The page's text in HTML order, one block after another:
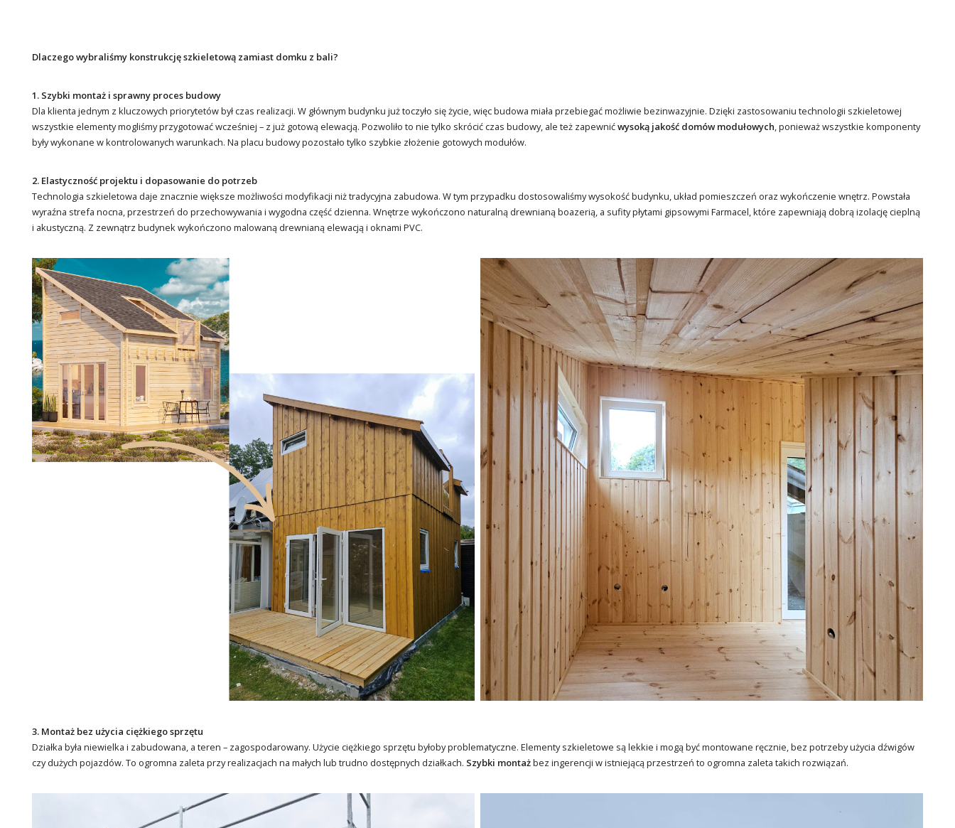
Dlaczego wybraliśmy konstrukcję szkieletową zamiast domku z bali?
1. Szybki montaż i sprawny proces budowy
Dla klienta jednym z kluczowych priorytetów był czas realizacji. W głównym budynku już toczyło się życie, więc budowa miała przebiegać możliwie bezinwazyjnie. Dzięki zastosowaniu technologii szkieletowej
wszystkie elementy mogliśmy przygotować wcześniej – z już gotową elewacją. Pozwoliło to nie tylko skrócić czas budowy, ale też zapewnićwysoką jakość domów modułowych, ponieważ wszystkie komponenty
były wykonane w kontrolowanych warunkach. Na placu budowy pozostało tylko szybkie złożenie gotowych modułów.
2. Elastyczność projektu i dopasowanie do potrzeb
Technologia szkieletowa daje znacznie większe możliwości modyfikacji niż tradycyjna zabudowa. W tym przypadku dostosowaliśmy wysokość budynku, układ pomieszczeń oraz wykończenie wnętrz. Powstała
wyraźna strefa nocna, przestrzeń do przechowywania i wygodna część dzienna. Wnętrze wykończono naturalną drewnianą boazerią, a sufity płytami gipsowymi Farmacel, które zapewniają dobrą izolację cieplną
i akustyczną. Z zewnątrz budynek wykończono malowaną drewnianą elewacją i oknami PVC.
3. Montaż bez użycia ciężkiego sprzętu
Działka była niewielka i zabudowana, a teren – zagospodarowany. Użycie ciężkiego sprzętu byłoby problematyczne. Elementy szkieletowe są lekkie i mogą być montowane ręcznie, bez potrzeby użycia dźwigów
czy dużych pojazdów. To ogromna zaleta przy realizacjach na małych lub trudno dostępnych działkach. Szybki montażbez ingerencji w istniejącą przestrzeń to ogromna zaleta takich rozwiązań.